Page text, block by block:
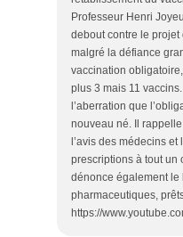
Professeur Henri
debout contre le projet
malgré la défiance
vaccination
plus 3 mais 11
l’aberration que
nouveau né. Il
l’avis des médecins
prescriptions à tout un
dénonce également
pharmaceutiques,
https://